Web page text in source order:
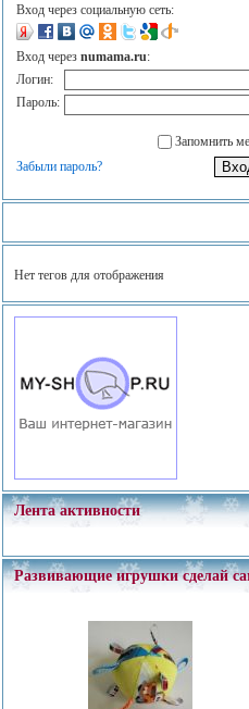
Вход через социальную сеть:
Вход через numama.ru:
Логин:
Пароль:
Запомнить
Забыли пароль?
Нет тегов для отображения
Лента активности
Развивающие игрушки сделай